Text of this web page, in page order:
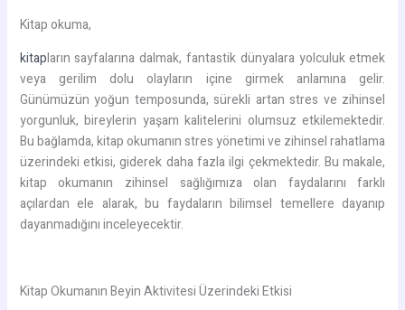
Kitap okuma,
kitapların sayfalarına dalmak, fantastik dünyalara yolculuk etmek
veya gerilim dolu olayların içine girmek anlamına gelir.
Günümüzün yoğun temposunda, sürekli artan stres ve zihinsel
yorgunluk, bireylerin yaşam kalitelerini olumsuz etkilemektedir.
Bu bağlamda, kitap okumanın stres yönetimi ve zihinsel rahatlama
üzerindeki etkisi, giderek daha fazla ilgi çekmektedir. Bu makale,
kitap okumanın zihinsel sağlığımıza olan faydalarını farklı
açılardan ele alarak, bu faydaların bilimsel temellere dayanıp
dayanmadığını inceleyecektir.
Kitap Okumanın Beyin Aktivitesi Üzerindeki Etkisi